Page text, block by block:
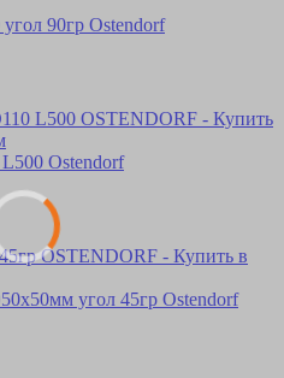
90гр Ostendorf
Ostendorf
угол 45гр Ostendorf